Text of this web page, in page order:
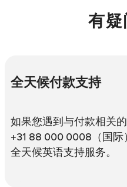
有疑
全天候付款支持
如果您遇到与付款相关
+31 88 000 0008（国
全天候英语支持服务。